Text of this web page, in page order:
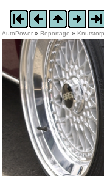
AutoPower » Reportage »